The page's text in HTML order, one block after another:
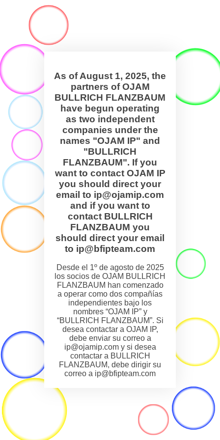
As of August 1, 2025, the
partners of OJAM
BULLRICH FLANZBAUM
have begun operating
as two independent
companies under the
names "OJAM IP" and
"BULLRICH
FLANZBAUM". If you
want to contact OJAM IP
you should direct your
email to ip@ojamip.com
and if you want to
contact BULLRICH
FLANZBAUM you
should direct your email
to ip@bfipteam.com
Desde el 1º de agosto de 2025
los socios de OJAM BULLRICH
FLANZBAUM han comenzado
a operar como dos compañías
independientes bajo los
nombres “OJAM IP” y
“BULLRICH FLANZBAUM”. Si
desea contactar a OJAM IP,
debe enviar su correo a
ip@ojamip.com y si desea
contactar a BULLRICH
FLANZBAUM, debe dirigir su
correo a ip@bfipteam.com